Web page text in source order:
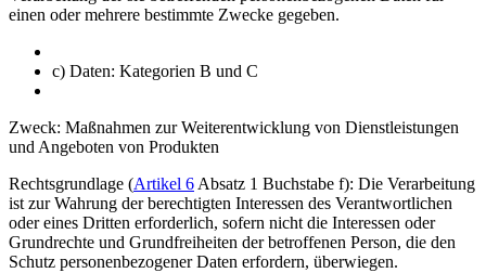
einen oder mehrere bestimmte Zwecke gegeben.
c) Daten: Kategorien B und C
Zweck: Maßnahmen zur Weiterentwicklung von Dienstleistungen
und Angeboten von Produkten
Rechtsgrundlage (Artikel 6 Absatz 1 Buchstabe f): Die Verarbeitung
ist zur Wahrung der berechtigten Interessen des Verantwortlichen
oder eines Dritten erforderlich, sofern nicht die Interessen oder
Grundrechte und Grundfreiheiten der betroffenen Person, die den
Schutz personenbezogener Daten erfordern, überwiegen.